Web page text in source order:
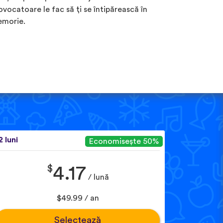
le fac să ți se întipărească în
luni Economisește 50%
$4.17 / lună
$49.99 / an
Selectează